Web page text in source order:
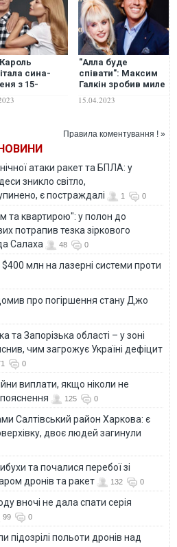
сина-
з 15-
і
"Алла буде
співати": Максим
Галкін зробив миле
відеопривітання
для дружини з
15.04.2023
Правила коментування ! »
атаки ракет та БПЛА: у
зникло світло,
є постраждалі
1 0
та квартирою": у полон до
потрапив тезка зіркового
Салаха
48 0
млн на лазерні системи проти
про погіршення стану Джо
та Запорізька області – у зоні
чим загрожує Україні дефіцит
0
виплати, якщо ніколи не
125 0
Салтівський район Харкова: є
двоє людей загинули
та почалися перебої зі
дронів та ракет
132 0
вночі не дала спати серія
99 0
підозрілі польоти дронів над